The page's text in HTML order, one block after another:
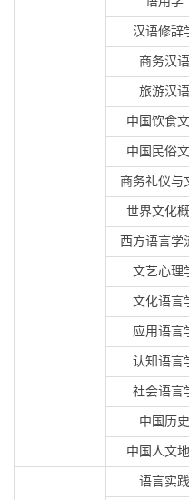
汉语修辞
商务汉语
旅游汉语
中国饮食
中国民俗
商务礼仪与
世界文化
西方语言学
文艺心理
文化语言
应用语言
认知语言
社会语言
中国历史
中国人文
语言实践